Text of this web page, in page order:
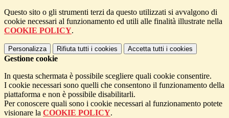
Questo sito o gli strumenti terzi da questo utilizzati si avvalgono di
cookie necessari al funzionamento ed utili alle finalità illustrate nella
COOKIE POLICY.
Personalizza Rifiuta tutti i cookies Accetta tutti i cookies
Gestione cookie
In questa schermata è possibile scegliere quali cookie consentire.
I cookie necessari sono quelli che consentono il funzionamento della
piattaforma e non è possibile disabilitarli.
Per conoscere quali sono i cookie necessari al funzionamento potete
visionare la COOKIE POLICY.